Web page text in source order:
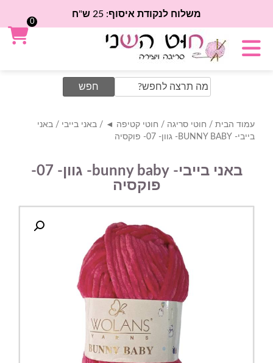
משלוח לנקודת איסוף: 25 ש"ח
Search
for:
עמוד הבית / חוטי סריגה / חוטי קטיפה ◄ / באני בייבי / באני
בייבי- BUNNY BABY- גוון- 07- פוקסיה
באני בייבי- bunny baby- גוון- 07-
פוקסיה
0